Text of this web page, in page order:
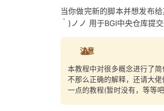
当你做完新的脚本并想发布
｀)ノノ 用于BGI中央仓库提
注意
本教程中对很多概念进行了
不那么正确的解释，还请大
一点的教程(暂时没有，等等吧